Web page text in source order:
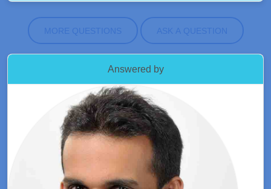
MORE QUESTIONS ASK A QUESTION
Answered by